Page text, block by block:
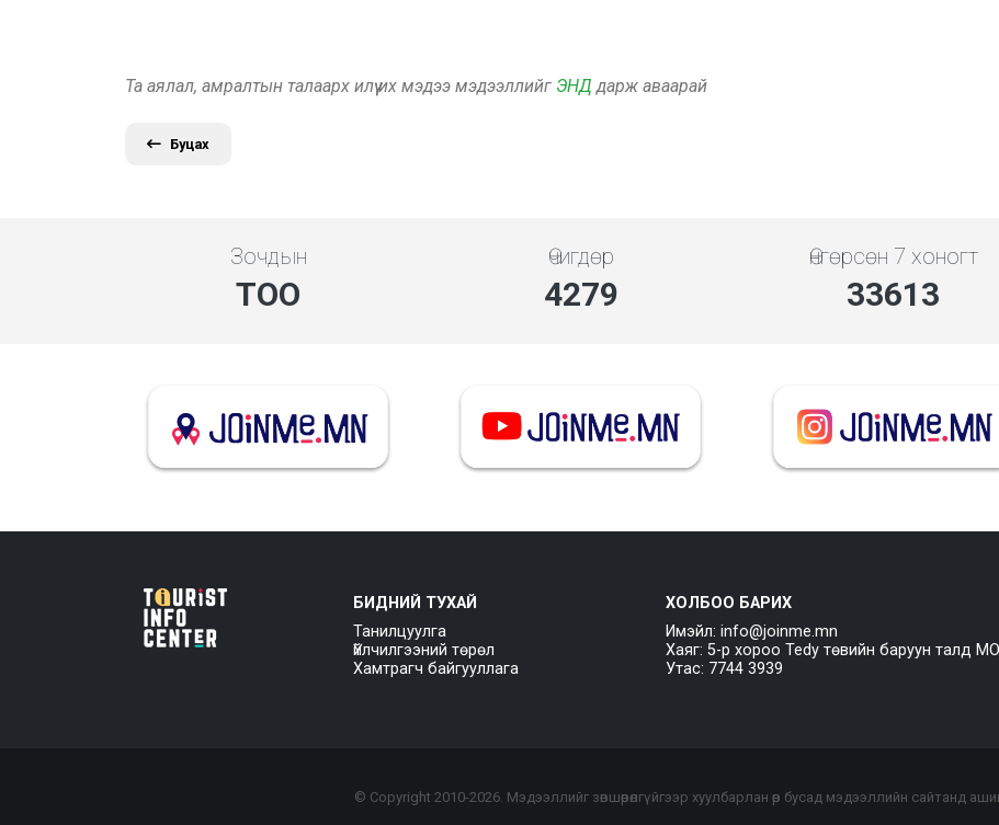
Та аялал, амралтын талаарх илүү их мэдээ мэдээллийг ЭНД дарж аваарай
Буцах
Зочдын
ТОО
Өчигдөр
4279
Өнгөрсөн 7 хоногт
33613
БИДНИЙ ТУХАЙ
Танилцуулга
Үйлчилгээний төрөл
Хамтрагч байгууллага
ХОЛБОО БАРИХ
Имэйл: info@joinme.mn
Хаяг: 5-р хороо Tedy төвийн баруун талд
Утас: 7744 3939
© Copyright 2010-2026 . Мэдээллийг зөвшөөрөлгүйгээр хуулбарлан өөр бусад мэдээллийн сайтанд